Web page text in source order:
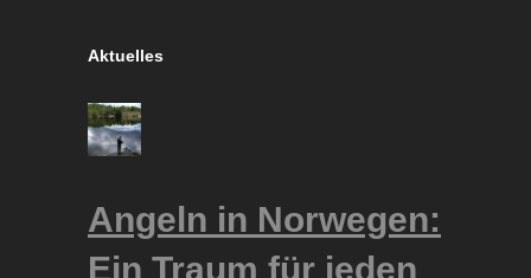
Aktuelles
Angeln in Norwegen:
Ein Traum für jeden